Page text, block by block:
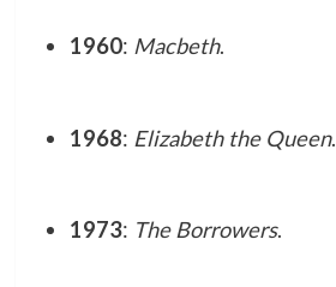
1960: Macbeth.
1968: Elizabeth the Queen.
1973: The Borrowers.